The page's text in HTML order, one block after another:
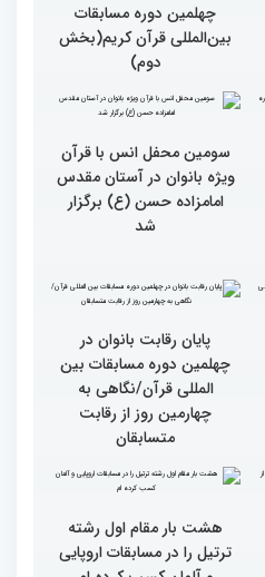
گزارش تصویری چهارمین
روز رقابت بخش برادران
چهلمین دوره مسابقات
بین‌المللی قرآن کریم(بخش
سوم)
گزارش تصویری چهارمین
بین‌المللی قرآن کریم(بخش
دوم)
سومین محفل انس با قرآن
ویژه بانوان در آستان مقدس
امامزاده حسن (ع) برگزار
شد